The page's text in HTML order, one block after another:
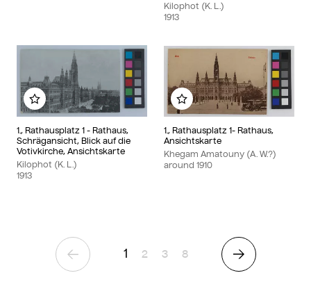
Kilophot (K. L.)
1913
1., Rathausplatz 1 - Rathaus,
Schrägansicht, Blick auf die
Votivkirche, Ansichtskarte
Kilophot (K. L.)
1913
Add to my album
1., Rathausplatz 1- Rathaus,
Ansichtskarte
Khegam Amatouny (A. W.?)
around 1910
Add to my album
Previous Page
1 Page
2 Page
3 Page
8 Next Page